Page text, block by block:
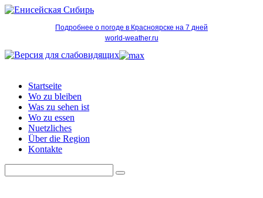
Подробнее о погоде в Красноярске на 7 дней
world-weather.ru
Startseite
Wo zu bleiben
Was zu sehen ist
Wo zu essen
Nuetzliches
Über die Region
Kontakte